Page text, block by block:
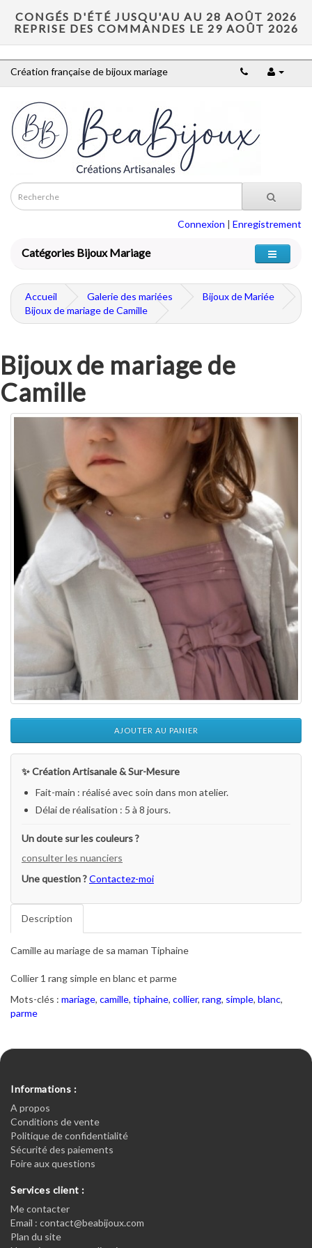
CONGÉS D'ÉTÉ JUSQU'AU AU 28 AOÛT 2026
REPRISE DES COMMANDES LE 29 AOÛT 2026
Création française de bijoux mariage
Connexion | Enregistrement
Catégories Bijoux Mariage
Accueil Galerie des mariées
Bijoux de Mariée
Bijoux de mariage de Camille
Bijoux de mariage de
Camille
AJOUTER AU PANIER
✨ Création Artisanale & Sur-Mesure
Fait-main : réalisé avec soin dans mon atelier.
Délai de réalisation : 5 à 8 jours.
Un doute sur les couleurs ?
consulter les nuanciers
Une question ?Contactez-moi
Description
Camille au mariage de sa maman Tiphaine
Collier 1 rang simple en blanc et parme
Mots-clés : mariage, camille, tiphaine, collier, rang, simple, blanc,
parme
Informations :
A propos
Conditions de vente
Politique de confidentialité
Sécurité des paiements
Foire aux questions
Services client :
Me contacter
Email : contact@beabijoux.com
Plan du site